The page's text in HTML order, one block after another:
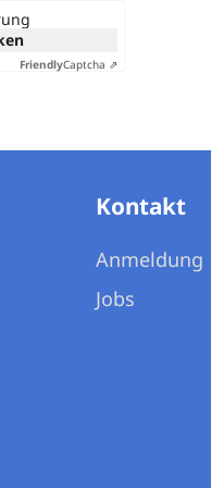
FriendlyCaptcha ⇗
Kontakt
Anmeldung
Jobs